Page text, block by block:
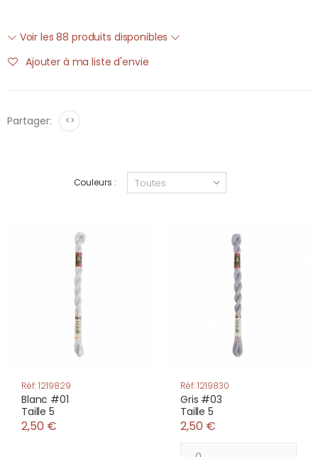
Voir les 88 produits disponibles
Ajouter à ma liste d'envie
Partager: <>
Couleurs :
Réf: 1219829
Blanc #01
Taille 5
2,50 €
Réf: 1219830
Gris #03
Taille 5
2,50 €